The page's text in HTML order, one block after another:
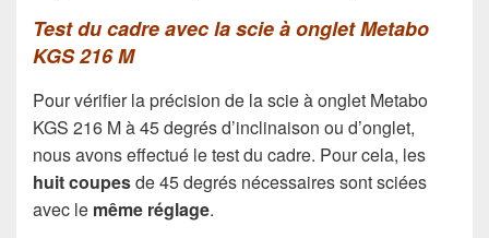
Test du cadre avec la scie à onglet Metabo
KGS 216 M
Pour vérifier la précision de la scie à onglet Metabo
KGS 216 M à 45 degrés d’inclinaison ou d’onglet,
nous avons effectué le test du cadre. Pour cela, les
huit coupesde 45 degrés nécessaires sont sciées
avec le même réglage.